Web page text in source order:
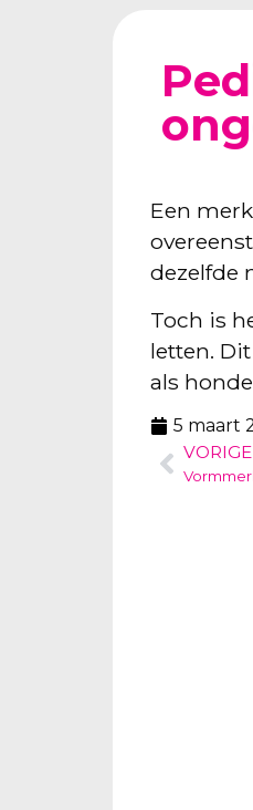
Een
dezelfde
Toch is
letten.
als
5 maart
VORIGE